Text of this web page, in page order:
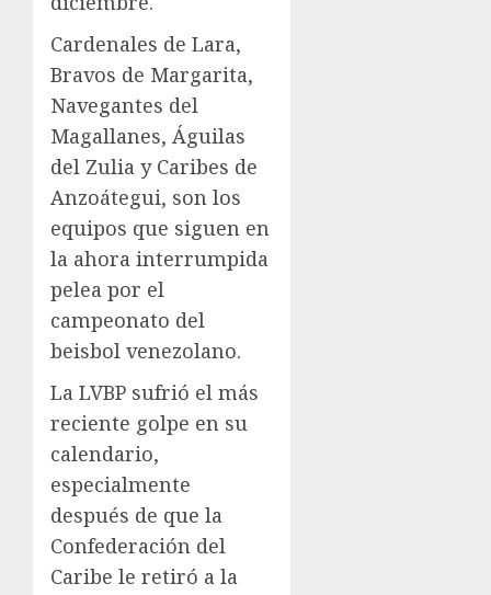
Cardenales de Lara,
Bravos de Margarita,
Navegantes del
Magallanes, Águilas
del Zulia y Caribes de
Anzoátegui, son los
equipos que siguen en
la ahora interrumpida
pelea por el
campeonato del
beisbol venezolano.
La LVBP sufrió el más
reciente golpe en su
calendario,
especialmente
después de que la
Confederación del
Caribe le retiró a la